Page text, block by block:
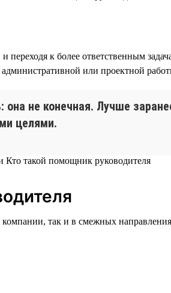
к более ответственным
или проектной
не конечная. Лучше
целями.
так и в смежных